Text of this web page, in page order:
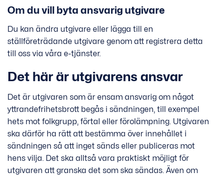
Om du vill byta ansvarig utgivare
Du kan ändra utgivare eller lägga till en
ställföreträdande utgivare genom att registrera detta
till oss via våra e-tjänster.
Det här är utgivarens ansvar
Det är utgivaren som är ensam ansvarig om något
yttrandefrihetsbrott begås i sändningen, till exempel
hets mot folkgrupp, förtal eller förolämpning. Utgivaren
ska därför ha rätt att bestämma över innehållet i
sändningen så att inget sänds eller publiceras mot
hens vilja. Det ska alltså vara praktiskt möjligt för
utgivaren att granska det som ska sändas. Även om